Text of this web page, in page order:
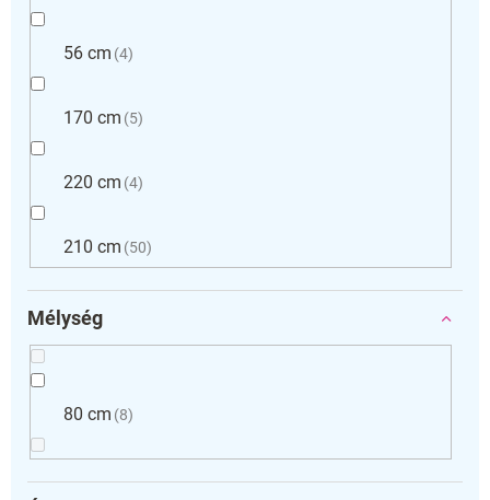
56 cm 4
170 cm 5
220 cm 4
210 cm 50
Mélység
80 cm 8